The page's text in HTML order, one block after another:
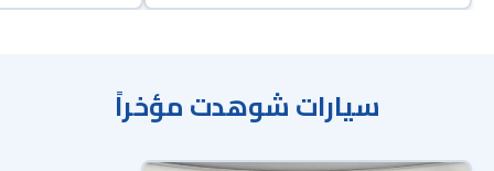
سيارات شوهدت مؤخراً